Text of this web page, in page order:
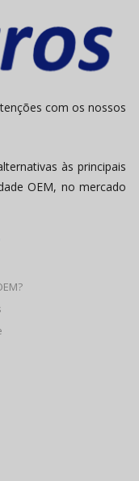
com os nossos
às principais
OEM, no mercado